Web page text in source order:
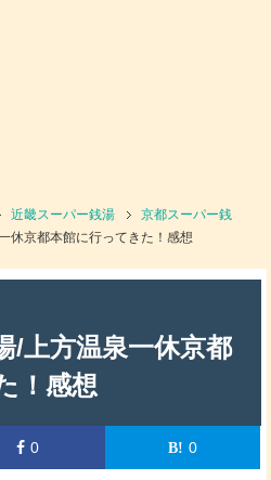
近畿スーパー銭湯
京都スーパー銭
休京都本館に行ってきた！感想
/上方温泉一休京都
！感想
0 0